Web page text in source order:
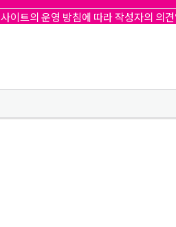
이트의 운영 방침에 따라 작성자의 의